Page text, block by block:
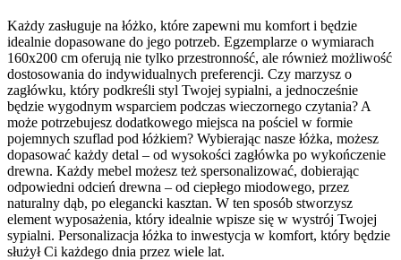
Każdy zasługuje na łóżko, które zapewni mu komfort i będzie
idealnie dopasowane do jego potrzeb. Egzemplarze o wymiarach
160x200 cm oferują nie tylko przestronność, ale również możliwość
dostosowania do indywidualnych preferencji. Czy marzysz o
zagłówku, który podkreśli styl Twojej sypialni, a jednocześnie
będzie wygodnym wsparciem podczas wieczornego czytania? A
może potrzebujesz dodatkowego miejsca na pościel w formie
pojemnych szuflad pod łóżkiem? Wybierając nasze łóżka, możesz
dopasować każdy detal – od wysokości zagłówka po wykończenie
drewna. Każdy mebel możesz też spersonalizować, dobierając
odpowiedni odcień drewna – od ciepłego miodowego, przez
naturalny dąb, po elegancki kasztan. W ten sposób stworzysz
element wyposażenia, który idealnie wpisze się w wystrój Twojej
sypialni. Personalizacja łóżka to inwestycja w komfort, który będzie
służył Ci każdego dnia przez wiele lat.